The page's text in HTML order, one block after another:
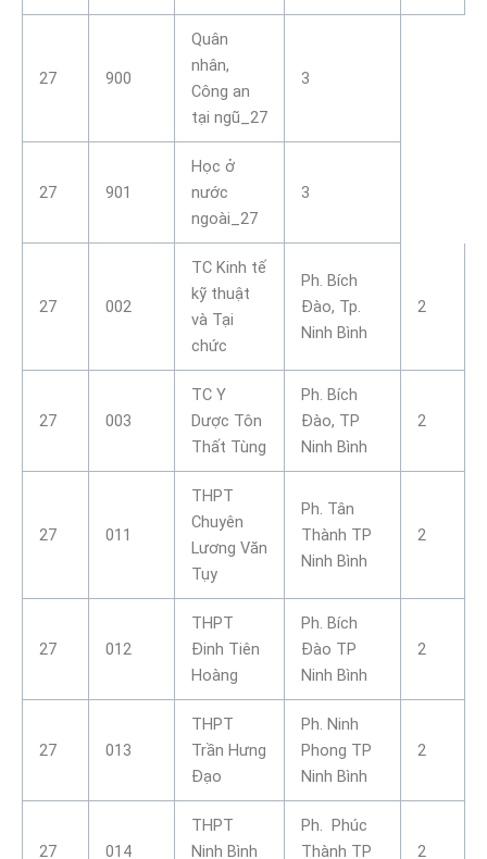
27 900
Quân
nhân,
Công an
tại ngũ_27
3
27 901
Học ở
nước
ngoài_27
3
27 002
TC Kinh tế
kỹ thuật
và Tại
chức
Ph. Bích
Đào, Tp.
Ninh Bình
2
27 003
TC Y
Dược Tôn
Thất Tùng
Ph. Bích
Đào, TP
Ninh Bình
2
27 011
THPT
Chuyên
Lương Văn
Tụy
Ph. Tân
Thành TP
Ninh Bình
2
27 012
THPT
Đinh Tiên
Hoàng
Ph. Bích
Đào TP
Ninh Bình
2
27 013
THPT
Trần Hưng
Đạo
Ph. Ninh
Phong TP
Ninh Bình
2
27 014
THPT
Ninh Bình
Ph. Phúc
Thành TP
2